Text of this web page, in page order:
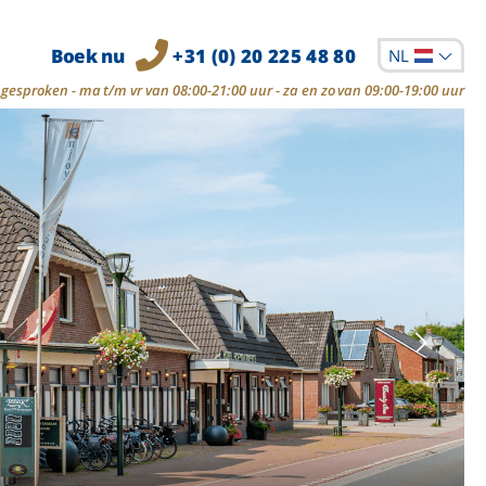
Boek nu +31 (0) 20 225 48 80 NL
- ma t/m vr van 08:00-21:00 uur - za en zo van 09:00-19:00 uur